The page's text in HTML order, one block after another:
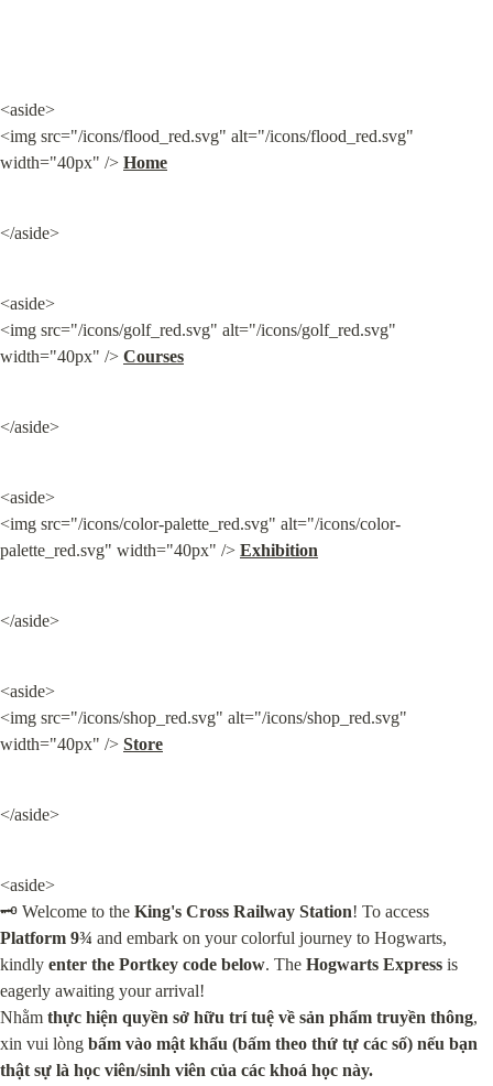
<aside>
<img src="/icons/flood_red.svg" alt="/icons/flood_red.svg"
width="40px" /> Home
</aside>
<aside>
<img src="/icons/golf_red.svg" alt="/icons/golf_red.svg"
width="40px" /> Courses
</aside>
<aside>
<img src="/icons/color-palette_red.svg" alt="/icons/color-
palette_red.svg" width="40px" /> Exhibition
</aside>
<aside>
<img src="/icons/shop_red.svg" alt="/icons/shop_red.svg"
width="40px" /> Store
</aside>
<aside>
🗝️ Welcome to the King's Cross Railway Station
Platform 9¾ and embark on your colorful journey to Hogwarts,
kindly enter the Portkey code below. The Hogwarts Express is
eagerly awaiting your arrival!
Nhằm thực hiện quyền sở hữu trí tuệ về sản phẩm truyền thông,
xin vui lòng bấm vào mật khẩu (bấm theo thứ tự các số) nếu bạn
thật sự là học viên/sinh viên của các khoá học này.